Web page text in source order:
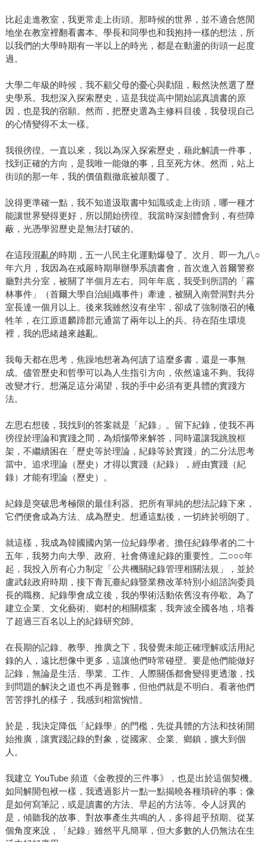
比起走進教室，我更常走上街頭。那時候的世界，並不適合悠閒
地坐在教室裡翻看書本。學長和同學也和我抱持一樣的想法，所
以我們的大學時期有一半以上的時光，都是在動盪的街頭一起度
過。
大學二年級的時候，我不顧父母的憂心與勸阻，毅然決然選了歷
史學系。我想深入探索歷史，這是我從高中開始認真讀書的原
因，也是我的宿願。然而，把歷史選為主修科目後，我發現自己
的心情變得不太一樣。
我很徬徨。一直以來，我以為深入探索歷史，藉此解讀一件事，
找到正確的方向，是我唯一能做的事，且至死方休。然而，站上
街頭的那一年，我的價值觀徹底被顛覆了。
說得更準確一點，我不知道汲取書中知識或走上街頭，哪一種才
能讓世界變得更好，所以開始徬徨。我當時深刻體會到，有些障
蔽，光憑學習歷史是無法打破的。
在這段混亂的時期，五一八民主化運動爆發了。次月、即一九八○
年六月，我因為在戒嚴時期舉辦學系讀書會，首次進入首爾警察
廳對共分室，被關了半個月左右。同年年底，我受到所謂的「霧
林事件」（首爾大學自治組織事件）牽連，被關入南營洞對共分
室長達一個月以上。後來我雖然沒有坐牢，卻成了強制徵召的犧
牲羊，在江原道麟蹄郡元通當了兩年以上的兵。待在陌生環境
裡，我的思緒越來越亂。
我每天都在思考，焦躁地想著為何讀了這麼多書，還是一事無
成。儘管歷史和哲學可以為人生指引方向，依然遠遠不夠。我得
改變才行。想滿足這分渴望，我的手中必須有更具體的實踐方
法。
左思右想後，我找到的答案就是「紀錄」。留下紀錄，使我不再
徬徨於理論和實踐之間，為煩惱帶來解答，同時還讓我跳脫框
架，不繼續困在「歷史等於理論，紀錄等於實踐」的二分法思考
當中。追求理論（歷史）才得以實踐（紀錄），經由實踐（紀
錄）才能有理論（歷史）。
紀錄是突破思考極限的最佳利器。把所有單純的想法記錄下來，
它們便會成為方法、成為歷史。想通這點後，一切終於明朗了。
就這樣，我成為韓國國內第一位紀錄學者。擔任紀錄學者的二十
五年，我努力向大學、政府、社會傳達紀錄的重要性。二○○○年
起，我投入所有心力制定「公共機關紀錄管理相關法規」，並於
盧武鉉政府時期，接下青瓦臺紀錄暨業務改革特別小組諮詢委員
長的職務。紀錄學會成立後，我的學術活動依舊沒有停歇。為了
建立企業、文化藝術、鄉村的相關檔案，我奔波全國各地，培養
了超過三百名以上的紀錄研究師。
在長期的記錄、教學、推廣之下，我發覺未能正確理解或活用紀
錄的人，遠比想像中更多，這讓他們時常碰壁。要是他們能做好
記錄，無論是生活、學業、工作、人際關係都會變得更透澈，找
到問題的解決之道也不再是難事，但他們就是不明白。看著他們
苦苦掙扎的樣子，我感到相當惋惜。
於是，我決定降低「紀錄學」的門檻，先從具體的方法和技術開
始推廣，讓實踐記錄的對象，從國家、企業、鄉鎮，擴大到個
人。
我建立 YouTube 頻道《金教授的三件事》，也是出於這個契機。
如同解開包袱一樣，我透過影片一點一點揭曉各種瑣碎的事；像
是如何寫筆記，或是讀書的方法、早起的方法等。令人訝異的
是，傾聽我的故事、對故事產生共鳴的人，多得超乎預期。從某
個角度來說，「紀錄」雖然平凡簡單，但大多數的人仍無法在生